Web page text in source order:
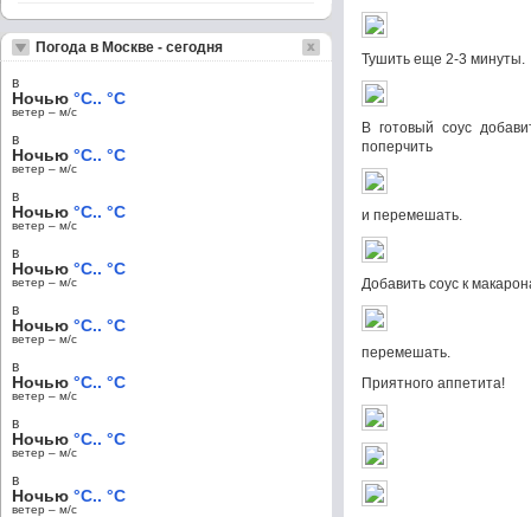
Тушить еще 2-3 минуты.
В готовый соус
поперчить
и перемешать.
Добавить соус к
перемешать.
Приятного аппетита!
Погода в Москве - сегодня
в
Ночью °C.. °C
ветер – м/c
в
Ночью °C.. °C
ветер – м/c
в
Ночью °C.. °C
ветер – м/c
в
Ночью °C.. °C
ветер – м/c
в
Ночью °C.. °C
ветер – м/c
в
Ночью °C.. °C
ветер – м/c
в
Ночью °C.. °C
ветер – м/c
в
Ночью °C.. °C
ветер – м/c